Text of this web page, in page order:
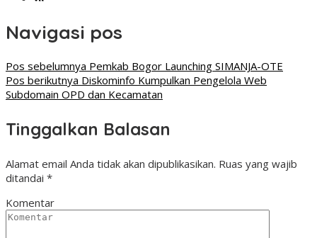
Navigasi pos
Pos sebelumnya Pemkab Bogor Launching SIMANJA-OTE
Pos berikutnya Diskominfo Kumpulkan Pengelola Web
Subdomain OPD dan Kecamatan
Tinggalkan Balasan
Alamat email Anda tidak akan dipublikasikan. Ruas yang wajib
ditandai *
Komentar